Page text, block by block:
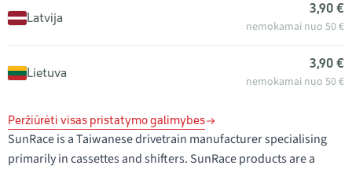
Latvija
3,90 €
nemokamai nuo 50 €
Lietuva
3,90 €
nemokamai nuo 50 €
Peržiūrėti visas pristatymo galimybes
SunRace is a Taiwanese drivetrain manufacturer specialising
primarily in cassettes and shifters. SunRace products are a